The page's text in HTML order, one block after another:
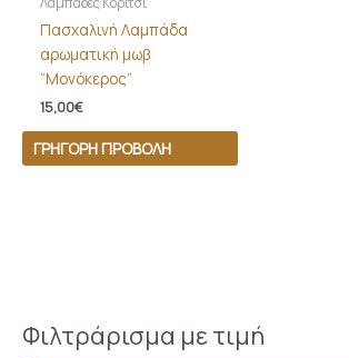
Φιλτράρισμα με τιμή
Πασχαλινή Λαμπάδα
αρωματική μωβ
“Μονόκερος”
15,00€
ΓΡΉΓΟΡΗ ΠΡΟΒΟΛΉ